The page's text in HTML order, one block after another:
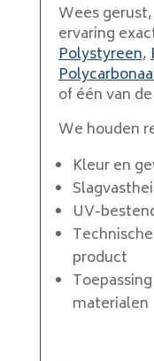
Wees
ervaring
Polystyreen,
of één van
We houden
Kleur en
UV-
product
materialen